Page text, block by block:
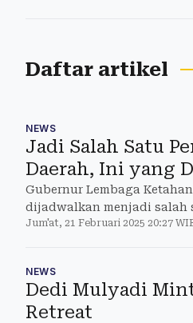
Daftar artikel
NEWS
Jadi Salah Satu
Daerah, Ini yang
Gubernur Lembaga
dijadwalkan menjadi salah
daerah.
Jum'at, 21 Februari 2025 20:27
NEWS
Dedi Mulyadi
Retreat